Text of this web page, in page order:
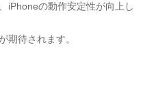
iPhoneの動作安定性が向上し
期待されます。